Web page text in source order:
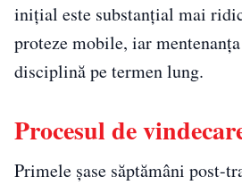
inițial este substanțial mai
proteze mobile, iar
disciplină pe termen lung.
Procesul de
Primele șase săptămâni post-